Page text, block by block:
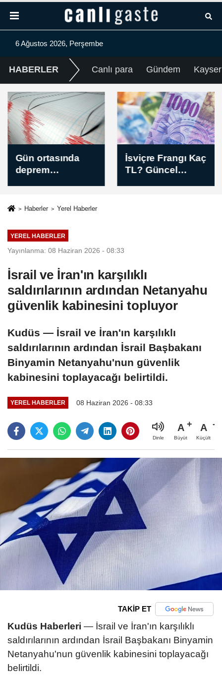
6 Ağustos 2026, Perşembe
HABERLER Canlı para Gündem
Gün ortasında
deprem
(06.08.2026)
İsviçre Frangı Kaç
TL? Güncel
Haberler Yerel Haberler
YEREL HABERLER
Yayınlanma: 08 Haziran 2026 - 08:33
İsrail ve İran'ın karşılıklı
saldırılarının ardından Netanyahu
güvenlik kabinesini topluyor
Kudüs — İsrail ve İran'ın karşılıklı
saldırılarının ardından İsrail Başbakanı
Binyamin Netanyahu'nun güvenlik
kabinesini toplayacağı belirtildi.
YEREL HABERLER 08 Haziran 2026 - 08:33
Dinle
A
Büyüt
A
Küçült
TAKİP ET
Kudüs Haberleri — İsrail ve İran'ın karşılıklı
saldırılarının ardından İsrail Başbakanı Binyamin
Netanyahu'nun güvenlik kabinesini toplayacağı
belirtildi.